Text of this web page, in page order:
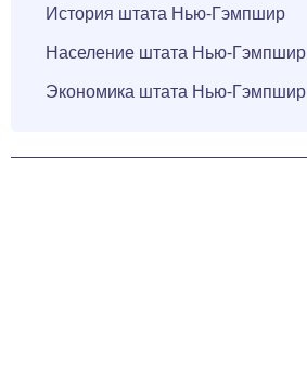
История штата Нью-Гэмпшир
Население штата Нью-Гэмпшир
Экономика штата Нью-Гэмпшир